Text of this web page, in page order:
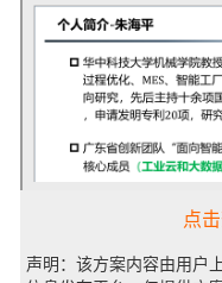
点
声明：该方案内容由用户